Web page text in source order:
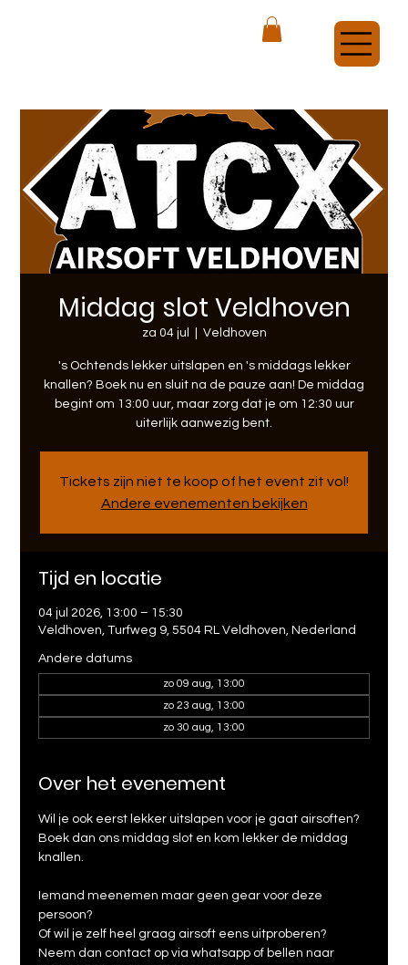
Middag slot Veldhoven
za 04 jul Veldhoven
's Ochtends lekker uitslapen en 's middags lekker
knallen? Boek nu en sluit na de pauze aan! De middag
begint om 13:00 uur, maar zorg dat je om 12:30 uur
uiterlijk aanwezig bent.
Tickets zijn niet te koop of het event zit vol!
Andere evenementen bekijken
Tijd en locatie
04 jul 2026, 13:00 – 15:30
Veldhoven, Turfweg 9, 5504 RL Veldhoven, Nederland
Andere datums
zo 09 aug, 13:00
zo 23 aug, 13:00
zo 30 aug, 13:00
Over het evenement
Wil je ook eerst lekker uitslapen voor je gaat airsoften?
Boek dan ons middag slot en kom lekker de middag
knallen.
Iemand meenemen maar geen gear voor deze
persoon?
Of wil je zelf heel graag airsoft eens uitproberen?
Neem dan contact op via whatsapp of bellen naar